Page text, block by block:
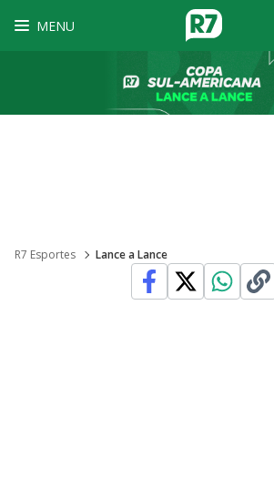
MENU
R7 Esportes Lance a Lance